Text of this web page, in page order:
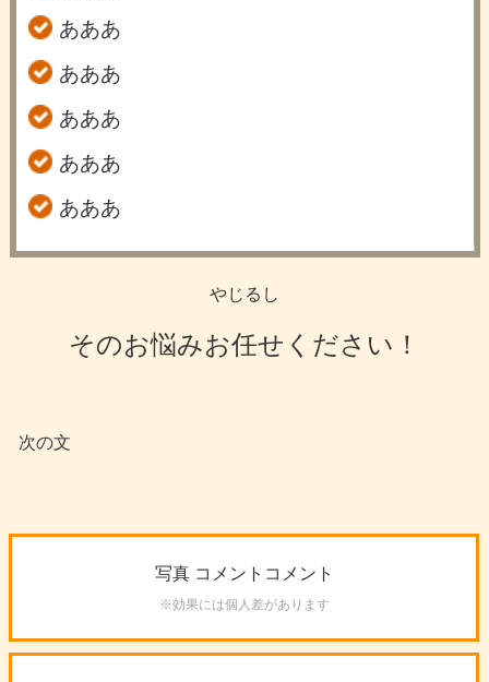
あああ
あああ
あああ
あああ
あああ
やじるし
そのお悩みお任せください！
次の文
写真 コメントコメント
※効果には個人差があります